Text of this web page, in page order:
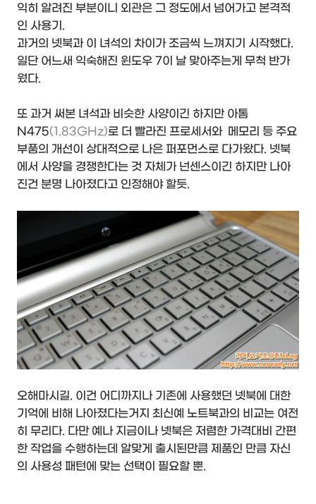
익히 알려진 부분이니 외관은 그 정도에서 넘어가고 본격적
인 사용기.
과거의 넷북과 이 녀석의 차이가 조금씩 느껴지기 시작했다.
일단 어느새 익숙해진 윈도우 7이 날 맞아주는게 무척 반가
웠다.
또 과거 써본 녀석과 비슷한 사양이긴 하지만 아톰
N475(1.83GHz)로 더 빨라진 프로세서와 메모리 등 주요
부품의 개선이 상대적으로 나은 퍼포먼스로 다가왔다. 넷북
에서 사양을 경쟁한다는 것 자체가 넌센스이긴 하지만 나아
진건 분명 나아졌다고 인정해야 할듯.
오해마시길. 이건 어디까지나 기존에 사용했던 넷북에 대한
기억에 비해 나아졌다는거지 최신예 노트북과의 비교는 여전
히 무리다. 다만 예나 지금이나 넷북은 저렴한 가격대비 간편
한 작업을 수행하는데 알맞게 출시된만큼 제품인 만큼 자신
의 사용성 패턴에 맞는 선택이 필요할 뿐.